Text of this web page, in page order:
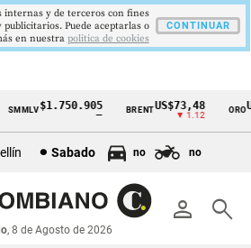
SMMLV$1.750.905 BRENTUS$73,48
▼ 1.12
ORO
Sabado no no
person search
, 8 de Agosto de 2026
internas y de terceros con fines
Puede aceptarlas o
en nuestra politica de cookies
CONTINUAR